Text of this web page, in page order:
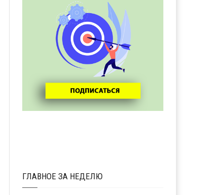
ГЛАВНОЕ ЗА НЕДЕЛЮ